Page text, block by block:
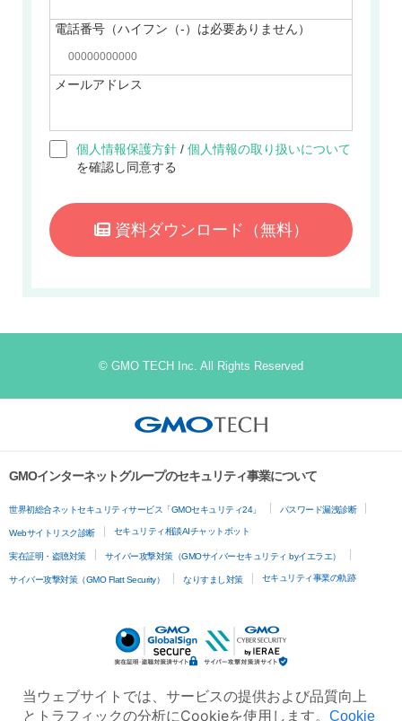
電話番号（ハイフン（-）は必要ありません）
メールアドレス
個人情報保護方針 / 個人情報の取り扱いについて
を確認し同意する
資料ダウンロード （無料）
© GMO TECH Inc. All Rights Reserved
GMOインターネットグループのセキュリティ事業について
世界初総合ネットセキュリティサービス「GMOセキュリティ24」 パスワード漏洩診断
Webサイトリスク診断 セキュリティ相談AIチャットボット
実在証明・盗聴対策 サイバー攻撃対策（GMOサイバーセキュリティ byイエラエ）
サイバー攻撃対策（GMO Flatt Security） なりすまし対策 セキュリティ事業の軌跡
当ウェブサイトでは、サービスの提供および品質向上
とトラフィックの分析にCookieを使用します。 Cookie